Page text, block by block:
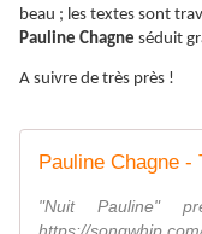
beau ; les textes sont
Pauline Chagne séduit
A suivre de très près !
Pauline Chagne -
"Nuit Pauline"